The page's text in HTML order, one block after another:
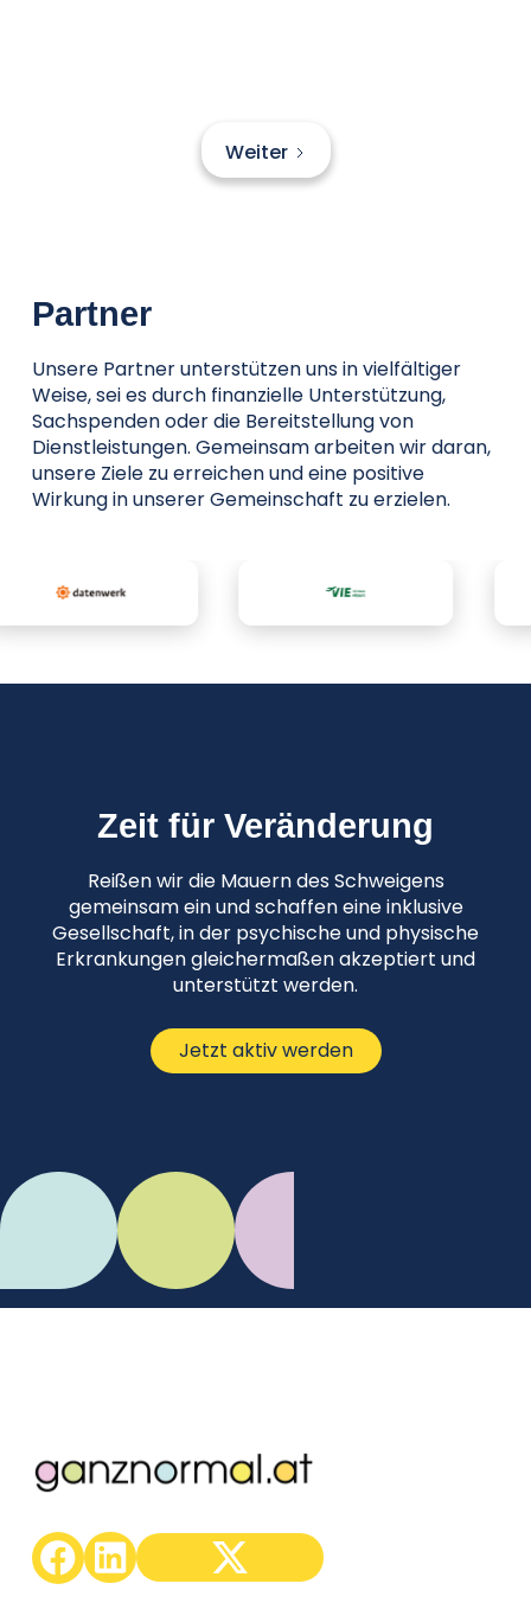
Weiter
Partner
Unsere Partner unterstützen uns in vielfältiger
Weise, sei es durch finanzielle Unterstützung,
Sachspenden oder die Bereitstellung von
Dienstleistungen. Gemeinsam arbeiten wir daran,
unsere Ziele zu erreichen und eine positive
Wirkung in unserer Gemeinschaft zu erzielen.
Zeit für Veränderung
Reißen wir die Mauern des Schweigens
gemeinsam ein und schaffen eine inklusive
Gesellschaft, in der psychische und physische
Erkrankungen gleichermaßen akzeptiert und
unterstützt werden.
Jetzt aktiv werden